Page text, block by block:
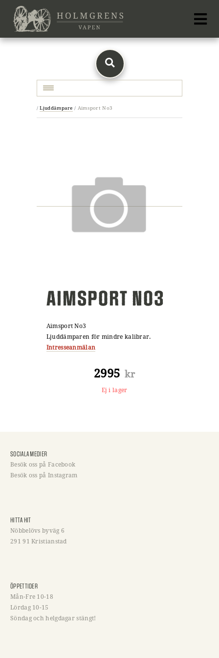
/ Ljuddämpare / Aimsport No3
AIMSPORT NO3
Aimsport No3
Ljuddämparen för mindre kalibrar.
Intresseanmälan
2995 kr
Ej i lager
SOCIALA MEDIER
Besök oss på Facebook
Besök oss på Instagram
HITTA HIT
Nöbbelövs byväg 6
291 91 Kristianstad
ÖPPETTIDER
Mån-Fre 10-18
Lördag 10-15
Söndag och helgdagar stängt!